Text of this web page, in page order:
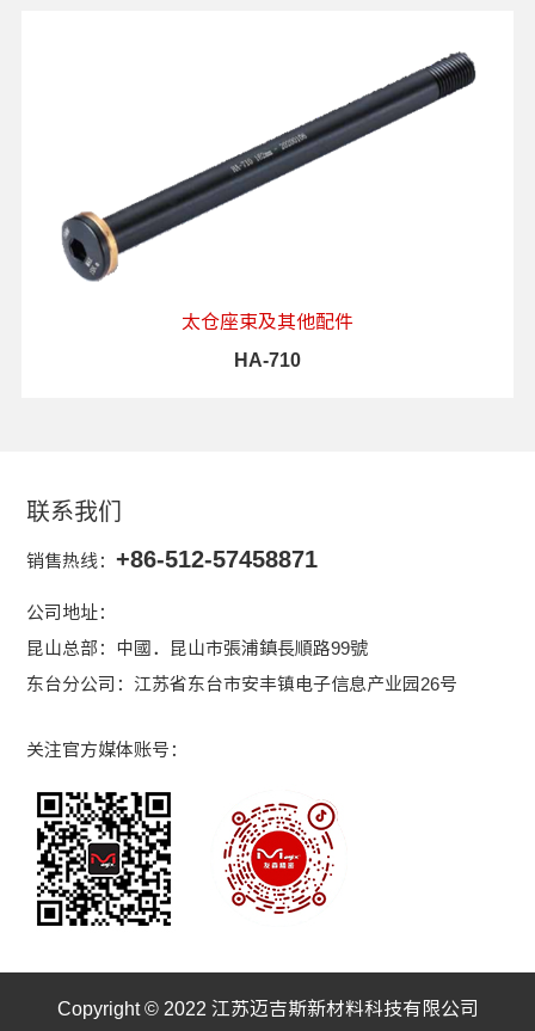
太仓座束及其他配件
HA-710
查看详情
联系我们
销售热线：+86-512-57458871
公司地址：
昆山总部：中國．昆山市張浦鎮長順路99號
东台分公司：江苏省东台市安丰镇电子信息产业园26号
关注官方媒体账号：
Copyright © 2022 江苏迈吉斯新材料科技有限公司